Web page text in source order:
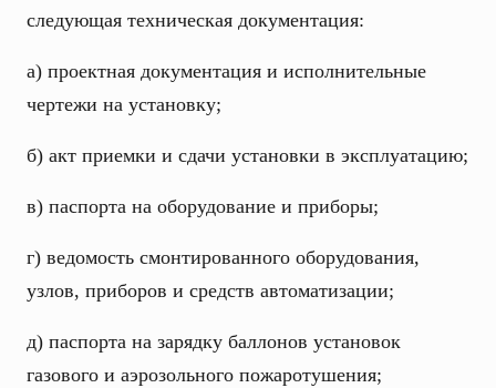
следующая техническая документация:
а) проектная документация и исполнительные
чертежи на установку;
б) акт приемки и сдачи установки в эксплуатацию;
в) паспорта на оборудование и приборы;
г) ведомость смонтированного оборудования,
узлов, приборов и средств автоматизации;
д) паспорта на зарядку баллонов установок
газового и аэрозольного пожаротушения;